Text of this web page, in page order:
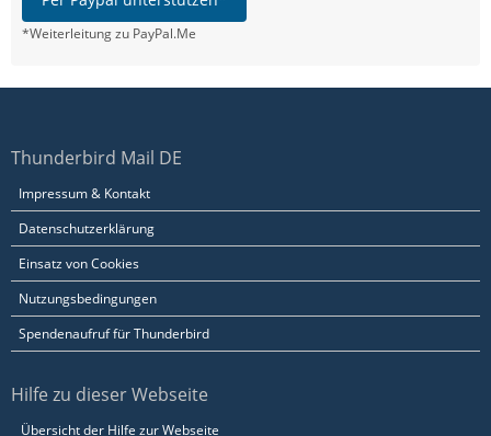
*Weiterleitung zu PayPal.Me
Thunderbird Mail DE
Impressum & Kontakt
Datenschutzerklärung
Einsatz von Cookies
Nutzungsbedingungen
Spendenaufruf für Thunderbird
Hilfe zu dieser Webseite
Übersicht der Hilfe zur Webseite